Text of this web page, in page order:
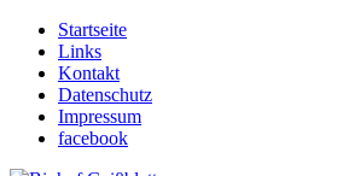
Startseite
Links
Kontakt
Datenschutz
Impressum
facebook